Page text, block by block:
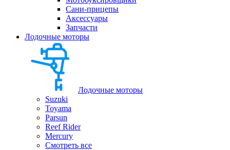
Сани-прицепы
Аксессуары
Запчасти
Лодочные моторы
Лодочные моторы
Suzuki
Toyama
Parsun
Reef Rider
Mercury
Смотреть все